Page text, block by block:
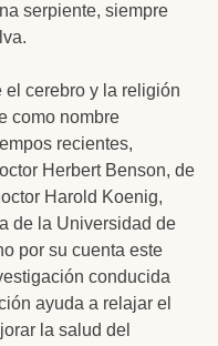
serpiente, siempre
el cerebro y la religión
como nombre
recientes,
Herbert Benson, de
Harold Koenig,
de la Universidad de
por su cuenta este
conducida
ayuda a relajar el
la salud del